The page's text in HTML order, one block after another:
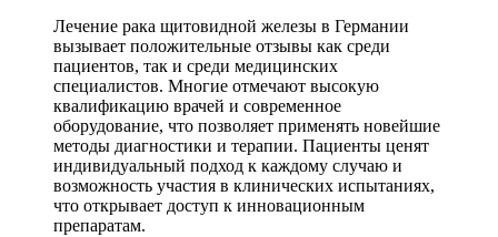
Лечение рака щитовидной железы в Германии
вызывает положительные отзывы как среди
пациентов, так и среди медицинских
специалистов. Многие отмечают высокую
квалификацию врачей и современное
оборудование, что позволяет применять новейшие
методы диагностики и терапии. Пациенты ценят
индивидуальный подход к каждому случаю и
возможность участия в клинических испытаниях,
что открывает доступ к инновационным
препаратам.